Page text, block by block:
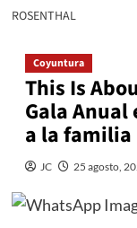
ROSENTHAL
Coyuntura
This Is
Gala Anual
a la
JC 25 agosto,